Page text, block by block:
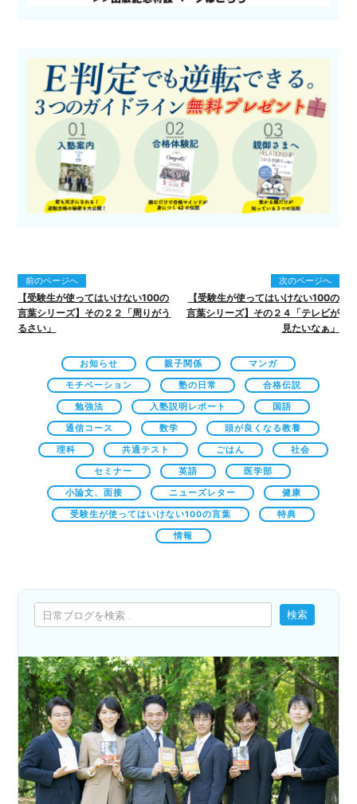
前のページへ
【受験生が使ってはいけない100の
言葉シリーズ】その２２「周りがう
るさい」
次のページへ
【受験生が使ってはいけない100の
言葉シリーズ】その２４「テレビが
見たいなぁ」
お知らせ 親子関係 マンガ
モチベーション 塾の日常 合格伝説
勉強法 入塾説明レポート 国語
通信コース 数学 頭が良くなる教養
理科 共通テスト ごはん 社会
セミナー 英語 医学部
小論文、面接 ニューズレター 健康
受験生が使ってはいけない100の言葉 特典
情報
検索
検索